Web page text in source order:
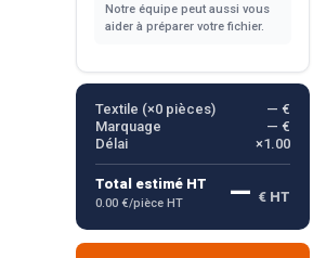
Notre équipe peut aussi vous
aider à préparer votre fichier.
Textile (×0pièces)
— €
Marquage
— €
Délai
×1.00
Total estimé HT
0.00 €/pièce HT — € HT